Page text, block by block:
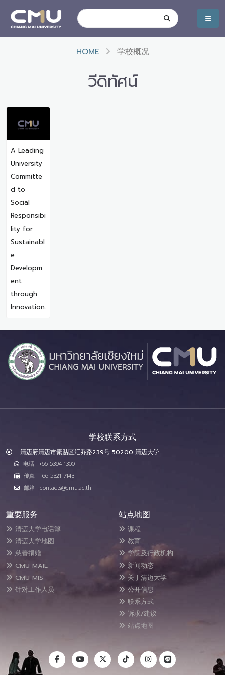
HOME 学校概况
วีดิทัศน์
A Leading
University
Committe
d to
Social
Responsibi
lity for
Sustainabl
e
Developm
ent
through
Innovation.
学校联系方式
清迈府清迈市素贴区汇乔路239号 50200 清迈大学
电话 : +66 5394 1300
传真 : +66 5321 7143
邮箱 : contacts@cmu.ac.th
重要服务
清迈大学电话簿
清迈大学地图
慈善捐赠
CMU MAIL
CMU MIS
针对工作人员
站点地图
课程
教育
学院及行政机构
新闻动态
关于清迈大学
公开信息
联系方式
诉求/建议
站点地图